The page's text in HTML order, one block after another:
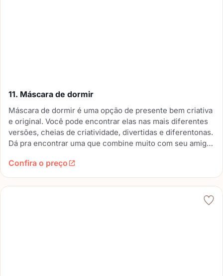
11. Máscara de dormir
Máscara de dormir é uma opção de presente bem criativa
e original. Você pode encontrar elas nas mais diferentes
versões, cheias de criatividade, divertidas e diferentonas.
Dá pra encontrar uma que combine muito com seu amigo
Confira o preço